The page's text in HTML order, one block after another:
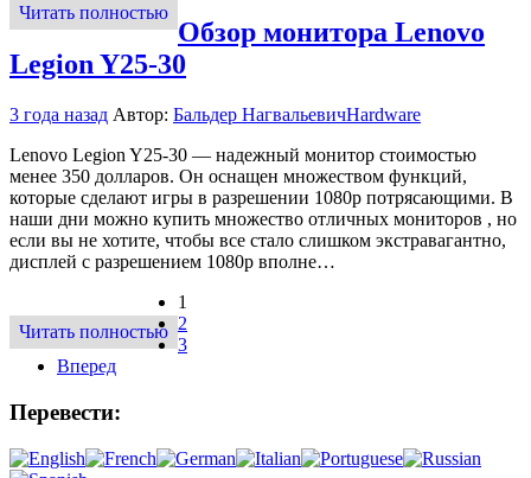
Читать полностью
Обзор монитора Lenovo
Legion Y25-30
3 года назад Автор: Бальдер НагвальевичHardware
Lenovo Legion Y25-30 — надежный монитор стоимостью
менее 350 долларов. Он оснащен множеством функций,
которые сделают игры в разрешении 1080p потрясающими. В
наши дни можно купить множество отличных мониторов , но
если вы не хотите, чтобы все стало слишком экстравагантно,
дисплей с разрешением 1080p вполне…
Читать полностью
1
2
3
Вперед
Перевести: